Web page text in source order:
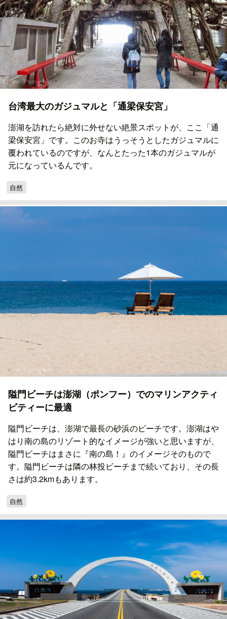
台湾最大のガジュマルと「通梁保安宮」
澎湖を訪れたら絶対に外せない絶景スポットが、ここ「通
梁保安宮」です。このお寺はうっそうとしたガジュマルに
覆われているのですが、なんとたった1本のガジュマルが
元になっているんです。
自然
隘門ビーチは澎湖（ポンフー）でのマリンアクティ
ビティーに最適
隘門ビーチは、澎湖で最長の砂浜のビーチです。澎湖はや
はり南の島のリゾート的なイメージが強いと思いますが、
隘門ビーチはまさに『南の島！』のイメージそのもので
す。隘門ビーチは隣の林投ビーチまで続いており、その長
さは約3.2kmもあります。
自然